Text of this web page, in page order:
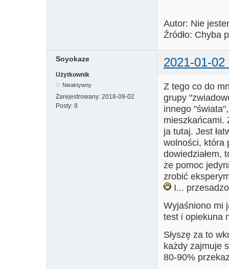
Autor: Nie
Źródło: Chyba
Soyokaze 2021-01-02
Użytkownik
Nieaktywny
Zarejestrowany: 2018-09-02
Posty: 8
Z tego co do
grupy
innego
mieszkańcami.
ja tutaj. Jest
wolności, która
dowiedziałem,
że pomoc
zrobić
I...
Wyjaśniono mi
test i opiekuna
Słyszę za to
każdy zajmuje
80-90%